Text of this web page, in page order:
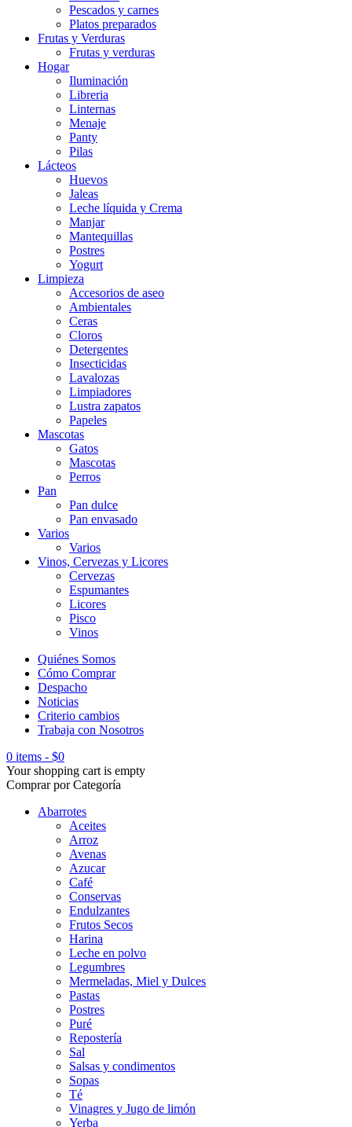
Pescados y carnes
Platos preparados
Frutas y Verduras
Frutas y verduras
Hogar
Iluminación
Libreria
Linternas
Menaje
Panty
Pilas
Lácteos
Huevos
Jaleas
Leche líquida y Crema
Manjar
Mantequillas
Postres
Yogurt
Limpieza
Accesorios de aseo
Ambientales
Ceras
Cloros
Detergentes
Insecticidas
Lavalozas
Limpiadores
Lustra zapatos
Papeles
Mascotas
Gatos
Mascotas
Perros
Pan
Pan dulce
Pan envasado
Varios
Varios
Vinos, Cervezas y Licores
Cervezas
Espumantes
Licores
Pisco
Vinos
Quiénes Somos
Cómo Comprar
Despacho
Noticias
Criterio cambios
Trabaja con Nosotros
0 items - $0
Your shopping cart is empty
Comprar por Categoría
Abarrotes
Aceites
Arroz
Avenas
Azucar
Café
Conservas
Endulzantes
Frutos Secos
Harina
Leche en polvo
Legumbres
Mermeladas, Miel y Dulces
Pastas
Postres
Puré
Repostería
Sal
Salsas y condimentos
Sopas
Té
Vinagres y Jugo de limón
Yerba